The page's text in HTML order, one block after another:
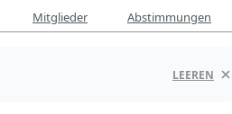
Mitglieder Abstimmungen
LEEREN